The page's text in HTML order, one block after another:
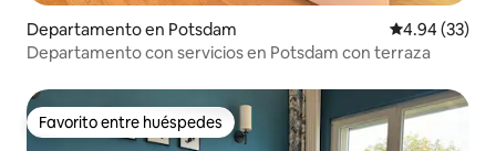
Departamento en Potsdam Calificación
4.94 (33)
Departamento con servicios en Potsdam con terraza
Favorito entre huéspedes
Favorito entre huéspedes